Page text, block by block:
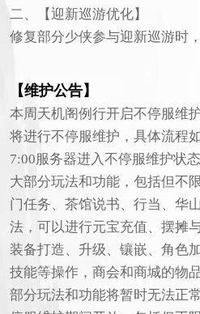
二、【迎新巡游优化】
修复部分少侠参与迎新巡游时
【维护公告】
本周天机阁例行开启不停服维
将进行不停服维护，具体流程
7:00服务器进入不停服维护状
大部分玩法和功能，包括但不
门任务、茶馆说书、行当、华
法，可以进行元宝充值、摆摊
装备打造、升级、镶嵌、角色
技能等操作，商会和商城的物
部分玩法和功能将暂时无法正